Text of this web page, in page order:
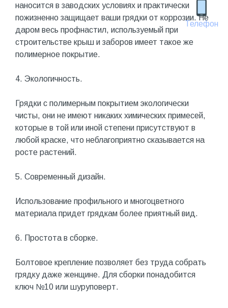
Телефон
наносится в заводских условиях и практически
пожизненно защищает ваши грядки от коррозии. Не
даром весь профнастил, используемый при
строительстве крыш и заборов имеет такое же
полимерное покрытие.
4. Экологичность.
Грядки с полимерным покрытием экологически
чисты, они не имеют никаких химических примесей,
которые в той или иной степени присутствуют в
любой краске, что неблагоприятно сказывается на
росте растений.
5. Современный дизайн.
Использование профильного и многоцветного
материала придет грядкам более приятный вид.
6. Простота в сборке.
Болтовое крепление позволяет без труда собрать
грядку даже женщине. Для сборки понадобится
ключ №10 или шуруповерт.